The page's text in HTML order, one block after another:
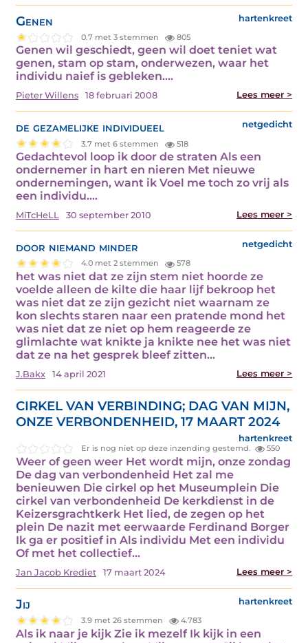
Genen hartenkreet
0.7 met 3 stemmen 805
Genen wil geschiedt, geen wil doet teniet wat
genen, stam op stam, onderwezen, waar het
individu naief is gebleken.…
Pieter Willens 18 februari 2008 Lees meer >
de gezamelijke individueel netgedicht
3.7 met 6 stemmen 518
Gedachtevol loop ik door de straten Als een
ondernemer in hart en nieren Met nieuwe
ondernemingen, want ik Voel me toch zo vrij als
een individu.…
MiTcHeLL 30 september 2010 Lees meer >
door niemand minder netgedicht
4.0 met 2 stemmen 578
het was niet dat ze zijn stem niet hoorde ze
voelde alleen de kilte die haar lijf bekroop het
was niet dat ze zijn gezicht niet waarnam ze
kon slechts staren naar een pratende mond het
was niet dat ze niet op hem reageerde ze
glimlachte wat knikte ja knikte nee het was niet
dat ze na het gesprek bleef zitten…
J.Bakx 14 april 2021 Lees meer >
CIRKEL VAN VERBINDING; DAG VAN MIJN,
ONZE VERBONDENHEID, 17 MAART 2024
hartenkreet
Er is nog niet op deze inzending gestemd. 550
Weer of geen weer Het wordt mijn, onze zondag
De dag van verbondenheid Het zal me
benieuwen Die cirkel op het Museumplein Die
cirkel van verbondenheid De kerkdienst in de
Keizersgrachtkerk Het lied, de zegen op het
plein De nazit met eerwaarde Ferdinand Borger
Ik ga er positief in Als individu Met een individu
Of met het collectief…
Jan Jacob Krediet 17 maart 2024 Lees meer >
Jij hartenkreet
3.9 met 26 stemmen 4.783
Als ik naar je kijk Zie ik mezelf Ik kijk in een